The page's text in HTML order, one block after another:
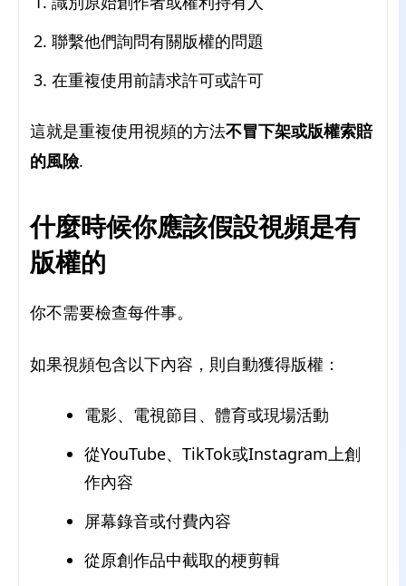
聯繫他們詢問有關版權的問題
在重複使用前請求許可或許可
這就是重複使用視頻的方法不冒下架或版權索賠
的風險.
什麼時候你應該假設視頻是有
版權的
你不需要檢查每件事。
如果視頻包含以下內容，則自動獲得版權：
電影、電視節目、體育或現場活動
從YouTube、TikTok或Instagram上創
作內容
屏幕錄音或付費內容
從原創作品中截取的梗剪輯